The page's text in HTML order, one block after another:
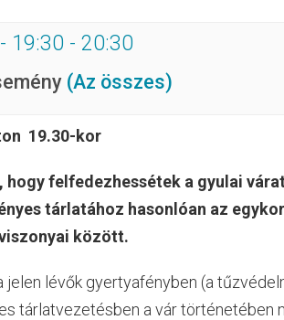
19:30 - 20:30
(Az összes)
19.30-kor
hogy felfedezhessétek a gyulai
tárlatához hasonlóan az
között.
jelen lévők gyertyafényben (a
tárlatvezetésben a vár